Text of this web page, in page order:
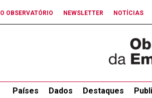
O OBSERVATÓRIO NEWSLETTER NOTÍCIAS
Países Dados Destaques